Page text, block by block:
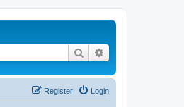
Search
Login
Register